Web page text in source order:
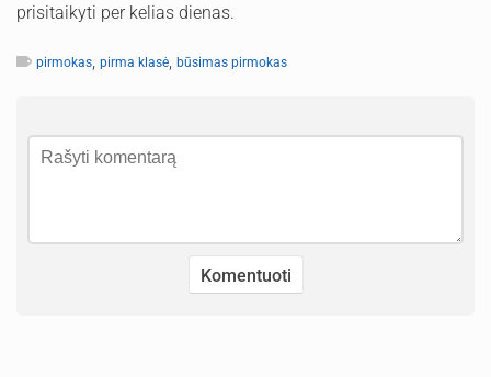
prisitaikyti per kelias dienas.
pirmokas, pirma klasė, būsimas pirmokas